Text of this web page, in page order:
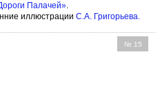
Палачей».
иллюстрации С.А. Григорьева.
№ 15